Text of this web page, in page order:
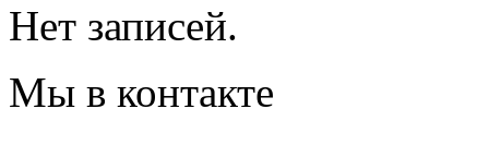
Нет записей.
Мы в контакте